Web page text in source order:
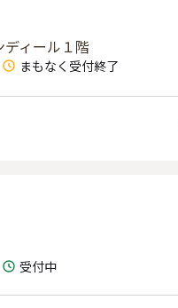
ィール１階
まもなく受付終了
受付中